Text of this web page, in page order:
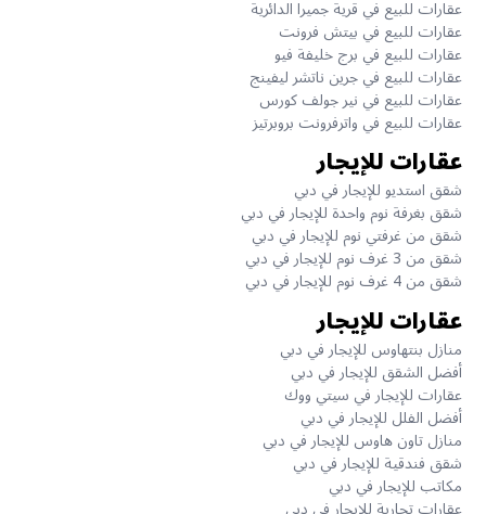
عقارات للبيع في قرية جميرا الدائرية
عقارات للبيع في بيتش فرونت
عقارات للبيع في برج خليفة فيو
عقارات للبيع في جرين ناتشر ليفينج
عقارات للبيع في نير جولف كورس
عقارات للبيع في واترفرونت بروبرتيز
عقارات للإيجار
شقق استديو للإيجار في دبي
شقق بغرفة نوم واحدة للإيجار في دبي
شقق من غرفتي نوم للإيجار في دبي
شقق من 3 غرف نوم للإيجار في دبي
شقق من 4 غرف نوم للإيجار في دبي
عقارات للإيجار
منازل بنتهاوس للإيجار في دبي
أفضل الشقق للإيجار في دبي
عقارات للإيجار في سيتي ووك
أفضل الفلل للإيجار في دبي
منازل تاون هاوس للإيجار في دبي
شقق فندقية للإيجار في دبي
مكاتب للإيجار في دبي